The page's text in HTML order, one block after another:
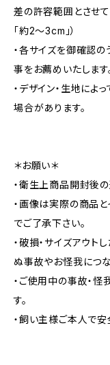
差の許容範囲とさせて
「約2～3cm」）
・各サイズを御確認の
事をお薦めいたします
・デザイン・生地によ
場合があります。
＊お願い＊
・衛生上商品開封後
・画像は実際の商品
でご了承下さい。
・破損・サイズアウト
ぬ事故やお怪我につ
・ご使用中の事故・
す。
・飼い主様ご本人で安